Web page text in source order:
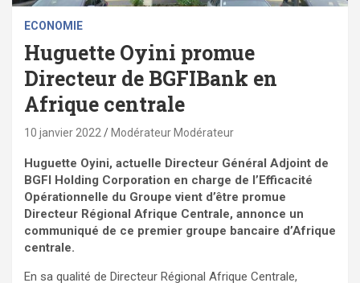
ECONOMIE
Huguette Oyini promue
Directeur de BGFIBank en
Afrique centrale
10 janvier 2022 Modérateur Modérateur
Huguette Oyini, actuelle Directeur Général Adjoint de
BGFI Holding Corporation en charge de l’Efficacité
Opérationnelle du Groupe vient d’être promue
Directeur Régional Afrique Centrale, annonce un
communiqué de ce premier groupe bancaire d’Afrique
centrale.
En sa qualité de Directeur Régional Afrique Centrale,